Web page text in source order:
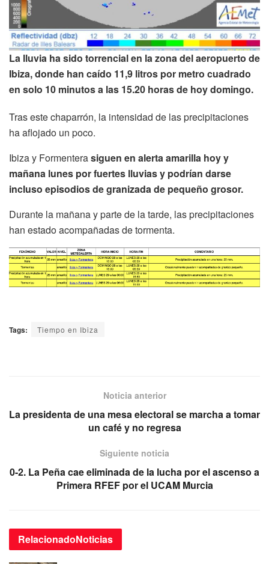
La lluvia ha sido torrencial en la zona del aeropuerto de
Ibiza, donde han caído 11,9 litros por metro cuadrado
en solo 10 minutos a las 15.20 horas de hoy domingo.
Tras este chaparrón, la intensidad de las precipitaciones
ha aflojado un poco.
Ibiza y Formenterasiguen en alerta amarilla hoy y
mañana lunes por fuertes lluvias y podrían darse
incluso episodios de granizada de pequeño grosor.
Durante la mañana y parte de la tarde, las precipitaciones
han estado acompañadas de tormenta.
Tags: Tiempo en Ibiza
Noticia anterior
La presidenta de una mesa electoral se marcha a tomar
un café y no regresa
Siguiente noticia
0-2. La Peña cae eliminada de la lucha por el ascenso a
Primera RFEF por el UCAM Murcia
RelacionadoNoticias